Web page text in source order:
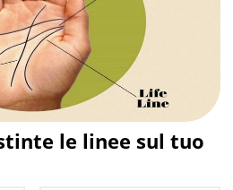
le linee sul tuo